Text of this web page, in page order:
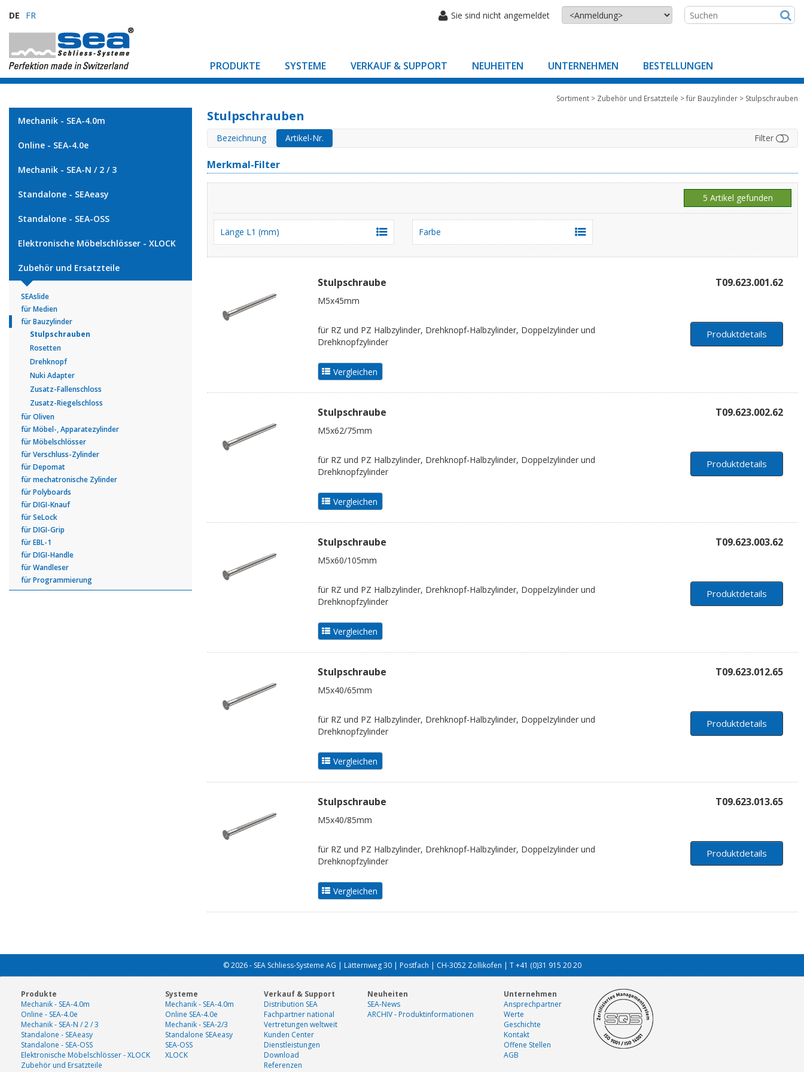
DE FR Sie sind nicht angemeldet
PRODUKTE SYSTEME VERKAUF & SUPPORT NEUHEITEN UNTERNEHMEN BESTELLUNGEN
Mechanik - SEA-4.0m
Online - SEA-4.0e
Mechanik - SEA-N / 2 / 3
Standalone - SEAeasy
Standalone - SEA-OSS
Elektronische Möbelschlösser - XLOCK
Zubehör und Ersatzteile
SEAslide
für Medien
für Bauzylinder
Stulpschrauben
Rosetten
Drehknopf
Nuki Adapter
Zusatz-Fallenschloss
Zusatz-Riegelschloss
für Oliven
für Möbel-, Apparatezylinder
für Möbelschlösser
für Verschluss-Zylinder
für Depomat
für mechatronische Zylinder
für Polyboards
für DIGI-Knauf
für SeLock
für DIGI-Grip
für EBL-1
für DIGI-Handle
für Wandleser
für Programmierung
Sortiment > Zubehör und Ersatzteile >für Bauzylinder > Stulpschrauben
Stulpschrauben
Bezeichnung Artikel-Nr. Filter
Merkmal-Filter
5 Artikel gefunden
Länge L1 (mm) Farbe
Stulpschraube T09.623.001.62
M5x45mm
für RZ und PZ Halbzylinder, Drehknopf-Halbzylinder, Doppelzylinder und
Drehknopfzylinder
Produktdetails
Stulpschraube T09.623.002.62
M5x62/75mm
für RZ und PZ Halbzylinder, Drehknopf-Halbzylinder, Doppelzylinder und
Drehknopfzylinder
Produktdetails
Stulpschraube T09.623.003.62
M5x60/105mm
für RZ und PZ Halbzylinder, Drehknopf-Halbzylinder, Doppelzylinder und
Drehknopfzylinder
Produktdetails
Stulpschraube T09.623.012.65
M5x40/65mm
für RZ und PZ Halbzylinder, Drehknopf-Halbzylinder, Doppelzylinder und
Drehknopfzylinder
Produktdetails
Stulpschraube T09.623.013.65
M5x40/85mm
für RZ und PZ Halbzylinder, Drehknopf-Halbzylinder, Doppelzylinder und
Drehknopfzylinder
Produktdetails
© 2026 - SEA Schliess-Systeme AG | Lätternweg 30 | Postfach | CH-3052 Zollikofen | T +41 (0)31 915 20 20
Produkte
Mechanik - SEA-4.0m
Online - SEA-4.0e
Mechanik - SEA-N / 2 / 3
Standalone - SEAeasy
Standalone - SEA-OSS
Elektronische Möbelschlösser - XLOCK
Zubehör und Ersatzteile
Systeme
Mechanik - SEA-4.0m
Online SEA-4.0e
Mechanik - SEA-2/3
Standalone SEAeasy
SEA-OSS
XLOCK
Verkauf & Support
Distribution SEA
Fachpartner national
Vertretungen weltweit
Kunden Center
Dienstleistungen
Download
Referenzen
Neuheiten
SEA-News
ARCHIV - Produktinformationen
Unternehmen
Ansprechpartner
Werte
Geschichte
Kontakt
Offene Stellen
AGB